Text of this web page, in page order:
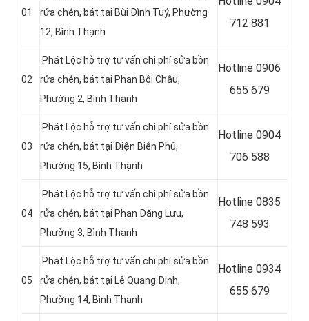
01
rửa chén, bát tại Bùi Đình Tuý, Phường
12, Bình Thạnh
712 881
02
Phát Lộc hỗ trợ tư vấn chi phí sửa bồn
rửa chén, bát tại Phan Bội Châu,
Phường 2, Bình Thạnh
Hotline 0906
655 679
03
Phát Lộc hỗ trợ tư vấn chi phí sửa bồn
rửa chén, bát tại Điện Biên Phủ,
Phường 15, Bình Thạnh
Hotline 0904
706 588
04
Phát Lộc hỗ trợ tư vấn chi phí sửa bồn
rửa chén, bát tại Phan Đăng Lưu,
Phường 3, Bình Thạnh
Hotline 0835
748 593
05
Phát Lộc hỗ trợ tư vấn chi phí sửa bồn
rửa chén, bát tại Lê Quang Định,
Phường 14, Bình Thạnh
Hotline 0934
655 679